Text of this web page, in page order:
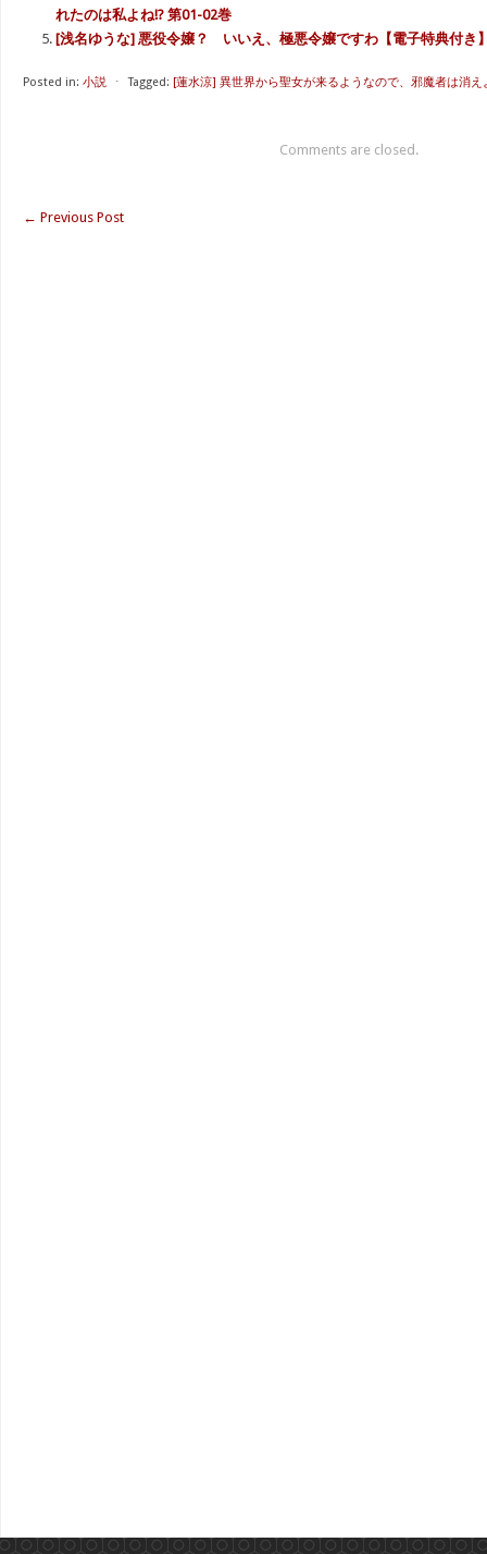
れたのは私よね!? 第01-02巻
[浅名ゆうな] 悪役令嬢？ いいえ、極悪令嬢ですわ【電子特典付き
Posted in: 小説 ⋅ Tagged: [蓮水涼] 異世界から聖女が来るようなので、邪魔者は消
Comments are closed.
← Previous Post